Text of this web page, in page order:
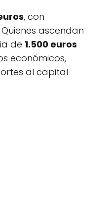
, con
ascendan
de 1.500 euros
económicos,
al capital